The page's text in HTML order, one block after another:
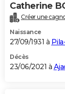
Catherine
Créer une
Naissance
27/09/1931 à
Décès
23/06/2021 à